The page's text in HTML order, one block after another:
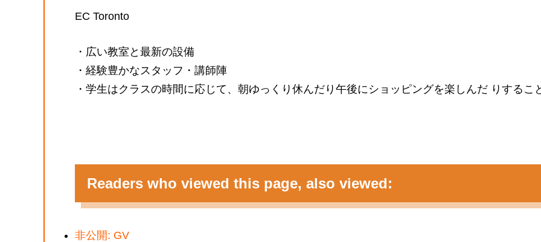
EC Toronto
・広い教室と最新の設備
・経験豊かなスタッフ・講師陣
・学生はクラスの時間に応じて、朝ゆっくり休んだり午後にショッピングを楽しんだ りするこ
Readers who viewed this page, also viewed:
非公開: GV